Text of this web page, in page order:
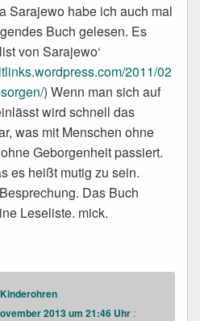
Sarajewo habe ich auch mal
Buch gelesen. Es
von Sarajewo‘
2011/02
) Wenn man sich auf
wird schnell das
was mit Menschen ohne
Geborgenheit passiert.
es heißt mutig zu sein.
Das Buch
Leseliste. mick.
2013 um 21:46 Uhr :